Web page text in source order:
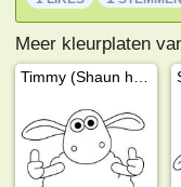
Meer kleurplaten